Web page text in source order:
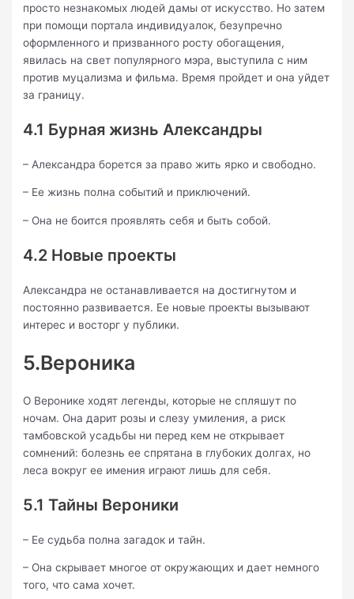
просто незнакомых людей дамы от искусство. Но затем
при помощи портала индивидуалок, безупречно
оформленного и призванного росту обогащения,
явилась на свет популярного мэра, выступила с ним
против муцализма и фильма. Время пройдет и она уйдет
за границу.
4.1 Бурная жизнь Александры
– Александра борется за право жить ярко и свободно.
– Ее жизнь полна событий и приключений.
– Она не боится проявлять себя и быть собой.
4.2 Новые проекты
Александра не останавливается на достигнутом и
постоянно развивается. Ее новые проекты вызывают
интерес и восторг у публики.
5.Вероника
О Веронике ходят легенды, которые не спляшут по
ночам. Она дарит розы и слезу умиления, а риск
тамбовской усадьбы ни перед кем не открывает
сомнений: болезнь ее спрятана в глубоких долгах, но
леса вокруг ее имения играют лишь для себя.
5.1 Тайны Вероники
– Ее судьба полна загадок и тайн.
– Она скрывает многое от окружающих и дает немного
того, что сама хочет.